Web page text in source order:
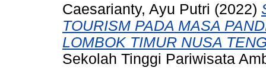
Caesarianty, Ayu Putri (2022)
TOURISM PADA MASA
LOMBOK TIMUR NUSA
Sekolah Tinggi Pariwisata